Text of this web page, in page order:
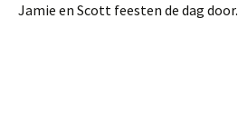
Jamie en Scott feesten de dag door.